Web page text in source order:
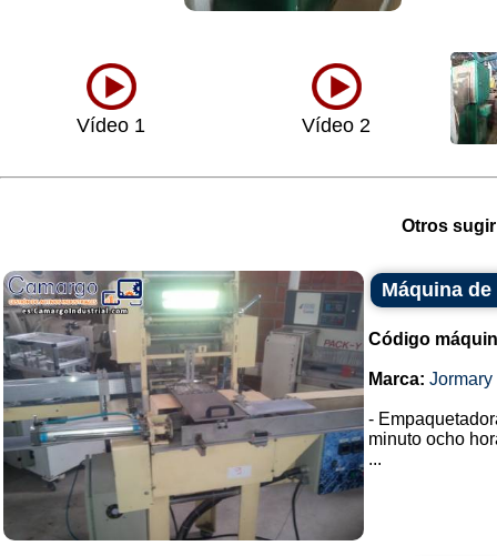
Vídeo 1 Vídeo 2
Otros
Máquina
Código
Marca: Jormary
-
minuto ocho
...